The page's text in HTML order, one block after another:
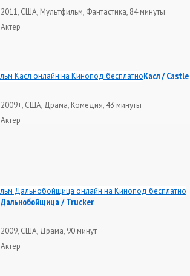
2011, США, Мультфильм, Фантастика, 84 минуты
Актер
Касл / Castle
2009+, США, Драма, Комедия, 43 минуты
Актер
Дальнобойщица / Trucker
2009, США, Драма, 90 минут
Актер